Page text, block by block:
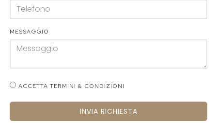
MESSAGGIO
ACCETTA TERMINI & CONDIZIONI
INVIA RICHIESTA